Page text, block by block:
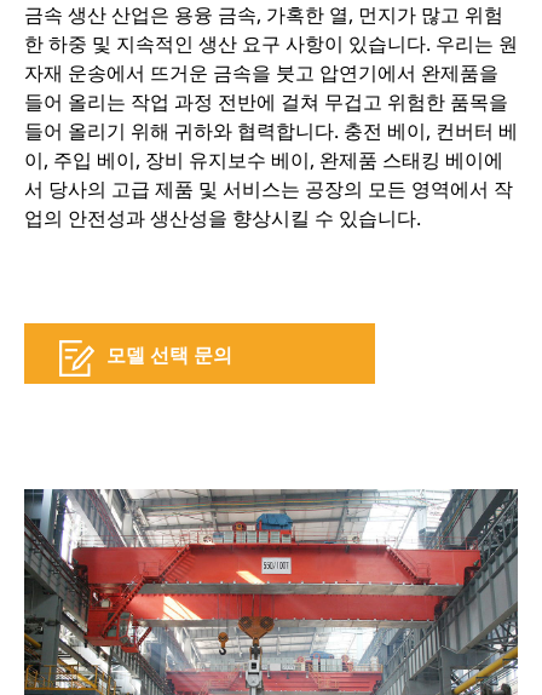
금속 생산 산업은 용융 금속, 가혹한 열, 먼지가 많고 위험
한 하중 및 지속적인 생산 요구 사항이 있습니다. 우리는 원
자재 운송에서 뜨거운 금속을 붓고 압연기에서 완제품을
들어 올리는 작업 과정 전반에 걸쳐 무겁고 위험한 품목을
들어 올리기 위해 귀하와 협력합니다. 충전 베이, 컨버터 베
이, 주입 베이, 장비 유지보수 베이, 완제품 스태킹 베이에
서 당사의 고급 제품 및 서비스는 공장의 모든 영역에서 작
업의 안전성과 생산성을 향상시킬 수 있습니다.
모델 선택 문의